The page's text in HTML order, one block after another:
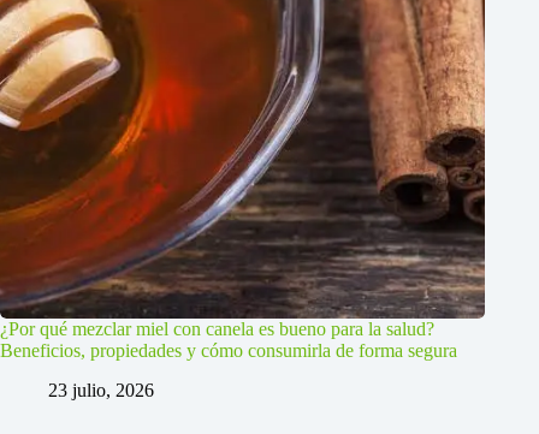
¿Por qué mezclar miel con canela es bueno para la salud?
Beneficios, propiedades y cómo consumirla de forma segura
23 julio, 2026